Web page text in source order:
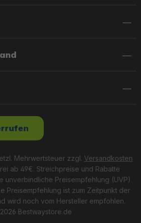
Mehrwertsteuer zzgl. Versandkosten
ab 49€. Streichpreise und Rabatte
unverbindliche Preisempfehlung (UVP)
Preisempfehlung ist zum Zeitpunkt der
wird noch vom Hersteller empfohlen.
Bestwaystore.de